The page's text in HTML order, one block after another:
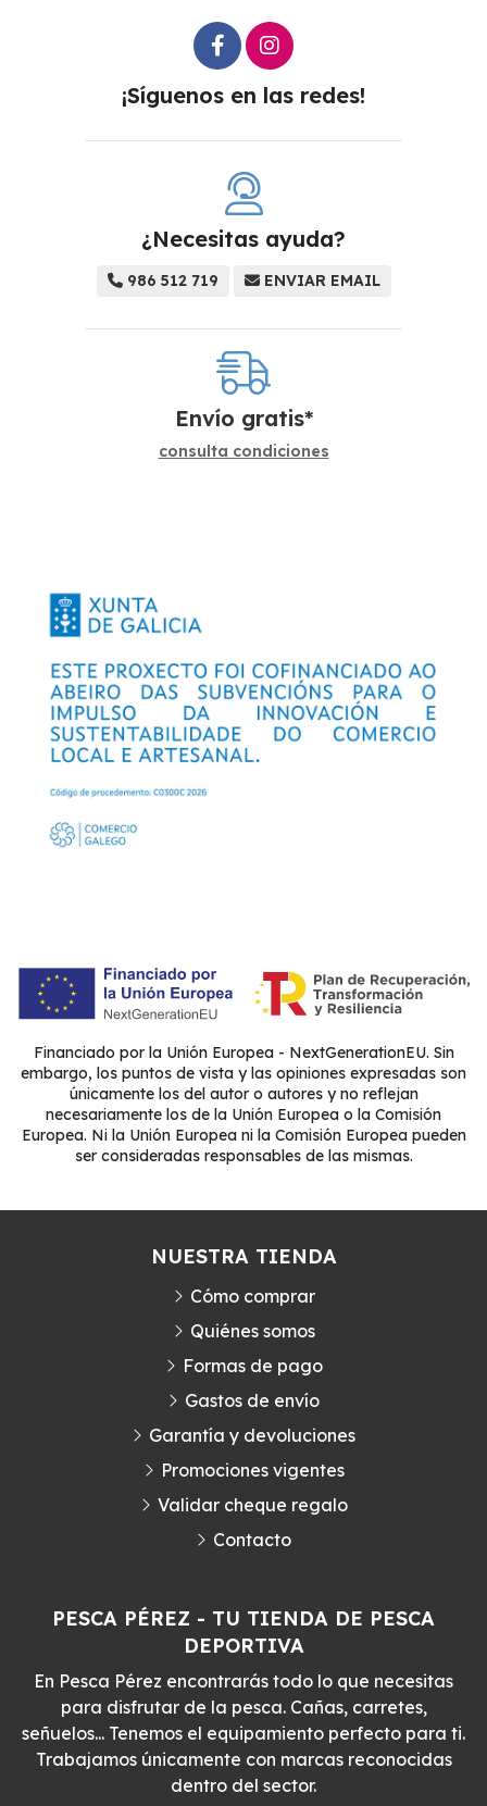
¡Síguenos en las redes!
¿Necesitas ayuda?
986 512 719 ENVIAR EMAIL
Envío gratis*
consulta condiciones
Financiado por la Unión Europea - NextGenerationEU. Sin
embargo, los puntos de vista y las opiniones expresadas son
únicamente los del autor o autores y no reflejan
necesariamente los de la Unión Europea o la Comisión
Europea. Ni la Unión Europea ni la Comisión Europea pueden
ser consideradas responsables de las mismas.
PESCA PÉREZ - TU TIENDA DE PESCA
DEPORTIVA
En Pesca Pérez encontrarás todo lo que necesitas
para disfrutar de la pesca. Cañas, carretes,
señuelos... Tenemos el equipamiento perfecto para ti.
Trabajamos únicamente con marcas reconocidas
dentro del sector.
NUESTRA TIENDA
Cómo comprar
Quiénes somos
Formas de pago
Gastos de envío
Garantía y devoluciones
Promociones vigentes
Validar cheque regalo
Contacto